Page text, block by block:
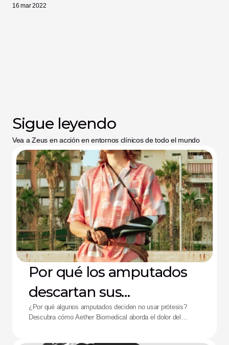
16 mar 2022
Sigue leyendo
Vea a Zeus en acción en entornos clínicos de todo el mundo
Por qué los amputados
descartan sus
dispositivos: La solución
¿Por qué algunos amputados deciden no usar prótesis?
Descubra cómo Aether Biomedical aborda el dolor del